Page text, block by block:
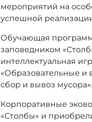
мероприятий на
успешной
Обучающая
заповедником
интеллектуальная
«Образовательные и
сбор и вывоз мусора».
Корпоративные
«Столбы» и